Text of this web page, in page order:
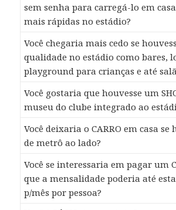
sem senha para carregá-lo em
mais rápidas no estádio?
Você chegaria mais cedo se
qualidade no estádio como bares,
playground para crianças e até
Você gostaria que houvesse um
museu do clube integrado ao
Você deixaria o CARRO em casa
de metrô ao lado?
Você se interessaria em pagar um
que a mensalidade poderia até
p/mês por pessoa?